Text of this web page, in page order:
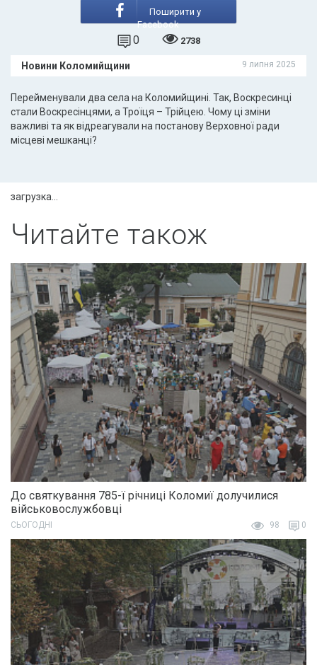
Поширити у
Facebook
0 2738
Новини Коломийщини 9 липня 2025
Перейменували два села на Коломийщині. Так, Воскресинці
стали Воскресінцями, а Троїця – Трійцею. Чому ці зміни
важливі та як відреагували на постанову Верховної ради
місцеві мешканці?
загрузка...
Читайте також
До святкування 785-ї річниці Коломиї долучилися
військовослужбовці
СЬОГОДНІ 98 0